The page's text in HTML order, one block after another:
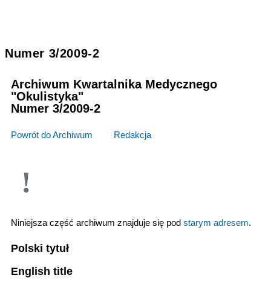
Numer 3/2009-2
Archiwum Kwartalnika Medycznego
"Okulistyka"
Numer 3/2009-2
Powrót do Archiwum Redakcja
Niniejsza część archiwum znajduje się pod starym adresem.
Polski tytuł
English title